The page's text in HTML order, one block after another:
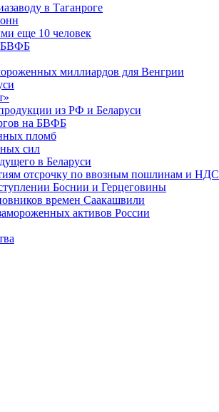
в Таганроге
еще 10 человек
БВФБ
миллиардов для Венгрии
из РФ и Беларуси
на БВФБ
пломб
сил
в Беларуси
отсрочку по ввозным пошлинам и НДС
Боснии и Герцеговины
времен Саакашвили
активов России